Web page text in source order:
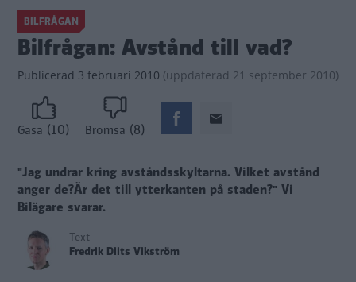
BILFRÅGAN
Bilfrågan: Avstånd till vad?
Publicerad 3 februari 2010 (uppdaterad 21 september 2010)
Gasa (10) Bromsa (8)
"Jag undrar kring avståndsskyltarna. Vilket avstånd
anger de?Är det till ytterkanten på staden?" Vi
Bilägare svarar.
Text
Fredrik Diits Vikström